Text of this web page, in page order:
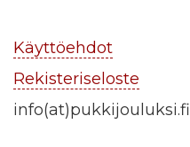
Käyttöehdot
Rekisteriseloste
info(at)pukkijouluksi.fi